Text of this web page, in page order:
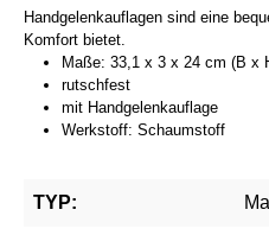
Handgelenkauflagen sind eine
Komfort bietet.
Maße: 33,1 x 3 x 24 cm (B x
rutschfest
mit Handgelenkauflage
Werkstoff: Schaumstoff
TYP: